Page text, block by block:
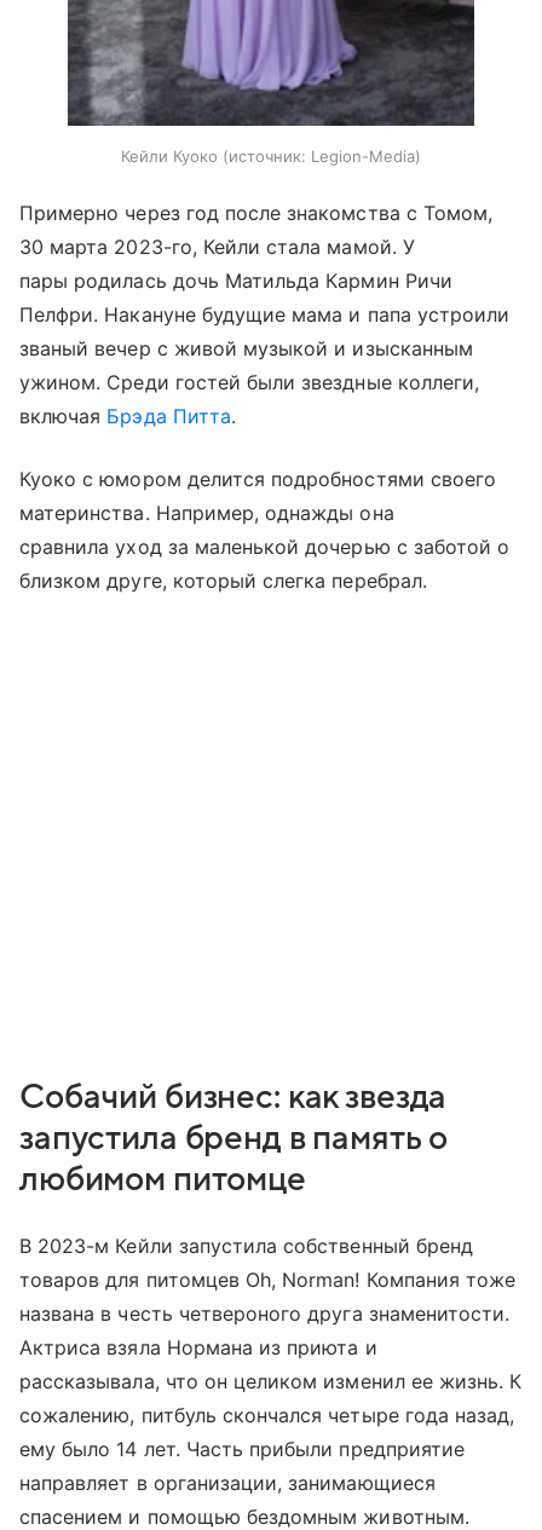
Кейли Куоко источник: Legion-Media
Примерно через год после знакомства с Томом,
30 марта 2023-го, Кейли стала мамой. У
пары родилась дочь Матильда Кармин Ричи
Пелфри. Накануне будущие мама и папа устроили
званый вечер с живой музыкой и изысканным
ужином. Среди гостей были звездные коллеги,
включая Брэда Питта.
Куоко с юмором делится подробностями своего
материнства. Например, однажды она
сравнила уход за маленькой дочерью с заботой о
близком друге, который слегка перебрал.
Собачий бизнес: как звезда
запустила бренд в память о
любимом питомце
В 2023-м Кейли запустила собственный бренд
товаров для питомцев Oh, Norman! Компания тоже
названа в честь четвероного друга знаменитости.
Актриса взяла Нормана из приюта и
рассказывала, что он целиком изменил ее жизнь. К
сожалению, питбуль скончался четыре года назад,
ему было 14 лет. Часть прибыли предприятие
направляет в организации, занимающиеся
спасением и помощью бездомным животным.